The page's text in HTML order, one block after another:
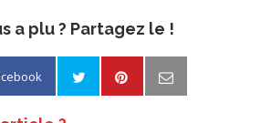
a plu ? Partagez le !